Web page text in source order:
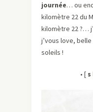
journée… ou
kilomètre 22 du
kilomètre 22 ?…
j’vous love,
soleils !
• [ s